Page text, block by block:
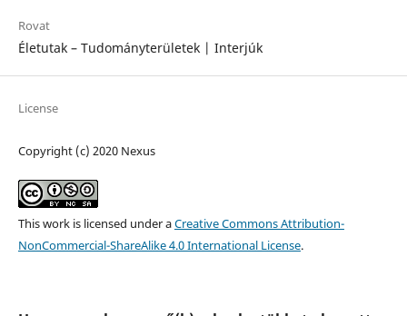
Rovat
Életutak – Tudományterületek | Interjúk
License
Copyright (c) 2020 Nexus
This work is licensed under aCreative Commons Attribution-
NonCommercial-ShareAlike 4.0 International License.